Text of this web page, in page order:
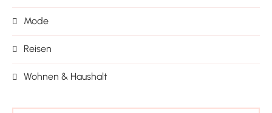
Mode
Reisen
Wohnen & Haushalt